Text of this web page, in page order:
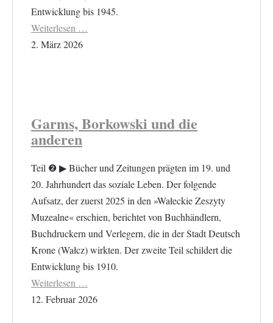
Entwicklung bis 1945.
Weiterlesen …
2. März 2026
Garms, Borkowski und die
anderen
Teil ❷ ▶︎ Bücher und Zeitungen prägten im 19. und
20. Jahrhundert das soziale Leben. Der folgende
Aufsatz, der zuerst 2025 in den »Wałeckie Zeszyty
Muzealne« erschien, berichtet von Buchhändlern,
Buchdruckern und Verlegern, die in der Stadt Deutsch
Krone (Wałcz) wirkten. Der zweite Teil schildert die
Entwicklung bis 1910.
Weiterlesen …
12. Februar 2026